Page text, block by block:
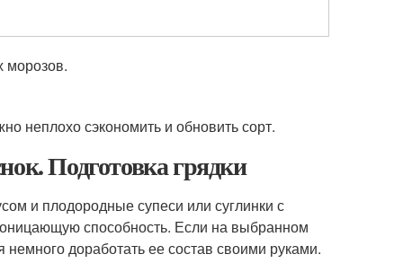
морозов.
неплохо сэкономить и обновить сорт.
Подготовка грядки
и плодородные супеси или суглинки с
способность. Если на выбранном
немного доработать ее состав своими руками.